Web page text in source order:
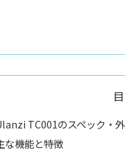
TC001のスペック・
な機能と特徴